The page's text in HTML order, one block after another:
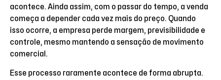
acontece. Ainda assim, com o passar do tempo, a venda
começa a depender cada vez mais do preço. Quando
isso ocorre, a empresa perde margem, previsibilidade e
controle, mesmo mantendo a sensação de movimento
comercial.
Esse processo raramente acontece de forma abrupta.